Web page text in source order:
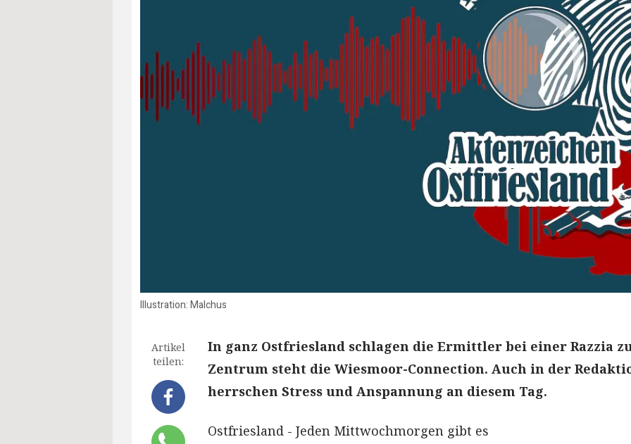
Illustration: Malchus
Artikel
teilen:
In ganz Ostfriesland schlagen die Ermittler bei einer Razzia
Zentrum steht die Wiesmoor-Connection. Auch in der
herrschen Stress und Anspannung an diesem Tag.
Ostfriesland - Jeden Mittwochmorgen gibt es